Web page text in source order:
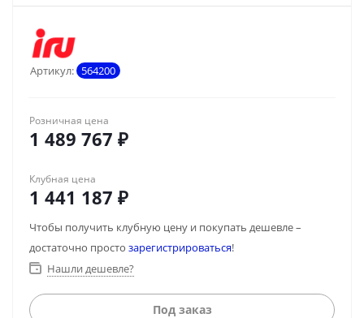
Артикул: 564200
Розничная цена
1 489 767 ₽
Клубная цена
1 441 187 ₽
Чтобы получить клубную цену и покупать дешевле –
достаточно просто зарегистрироваться!
Нашли дешевле?
Под заказ